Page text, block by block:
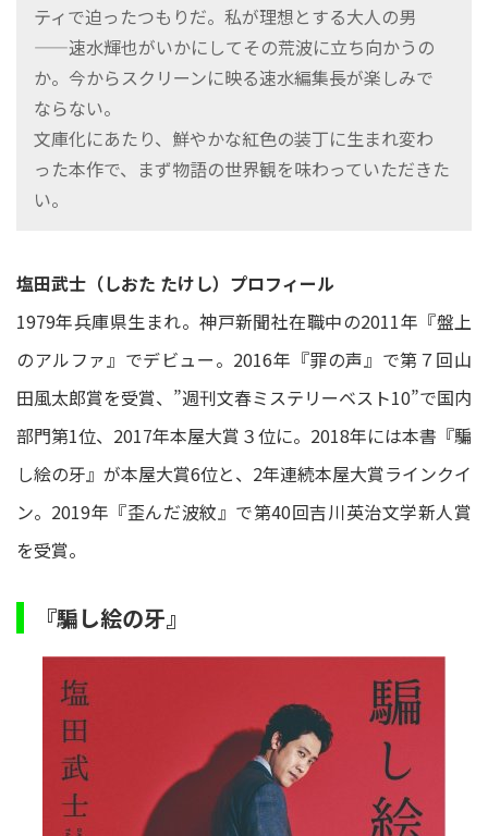
ティで迫ったつもりだ。私が理想とする大人の男
——速水輝也がいかにしてその荒波に立ち向かうの
か。今からスクリーンに映る速水編集長が楽しみで
ならない。
文庫化にあたり、鮮やかな紅色の装丁に生まれ変わ
った本作で、まず物語の世界観を味わっていただきた
い。
塩田武士（しおた たけし）プロフィール
1979年兵庫県生まれ。神戸新聞社在職中の2011年『盤上
のアルファ』でデビュー。2016年『罪の声』で第７回山
田風太郎賞を受賞、”週刊文春ミステリーベスト10”で国内
部門第1位、2017年本屋大賞３位に。2018年には本書『騙
し絵の牙』が本屋大賞6位と、2年連続本屋大賞ラインクイ
ン。2019年『歪んだ波紋』で第40回吉川英治文学新人賞
を受賞。
『騙し絵の牙』